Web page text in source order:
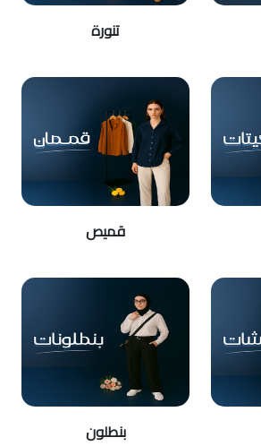
تنورة
قميص
بنطلون